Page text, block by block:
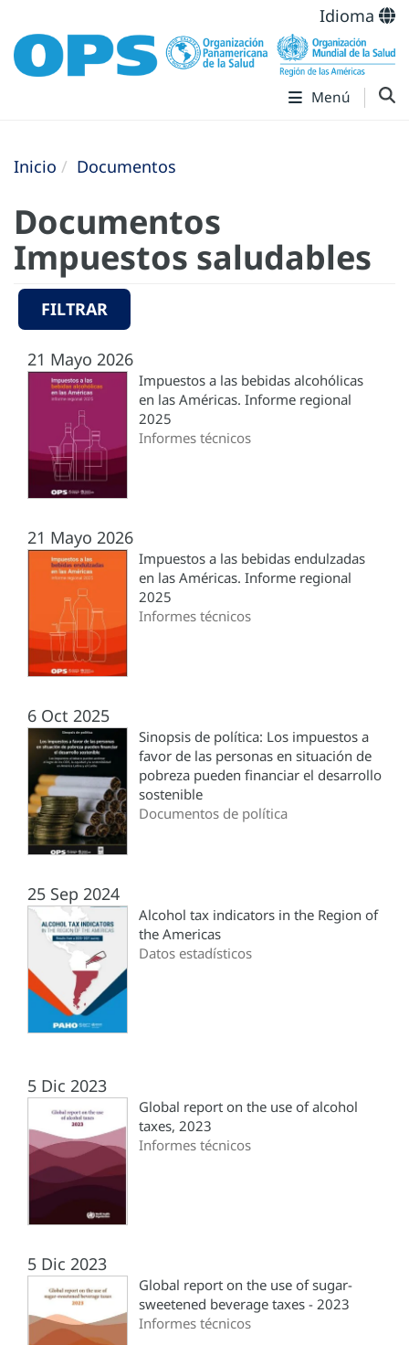
Idioma
Menú
Inicio Documentos
Documentos
Impuestos saludables
FILTRAR
21 Mayo 2026
Impuestos a las bebidas alcohólicas
en las Américas. Informe regional
2025
Informes técnicos
21 Mayo 2026
Impuestos a las bebidas endulzadas
en las Américas. Informe regional
2025
Informes técnicos
6 Oct 2025
Sinopsis de política: Los impuestos a
favor de las personas en situación de
pobreza pueden financiar el desarrollo
sostenible
Documentos de política
25 Sep 2024
Alcohol tax indicators in the Region of
the Americas
Datos estadísticos
5 Dic 2023
Global report on the use of alcohol
taxes, 2023
Informes técnicos
5 Dic 2023
Global report on the use of sugar-
sweetened beverage taxes - 2023
Informes técnicos